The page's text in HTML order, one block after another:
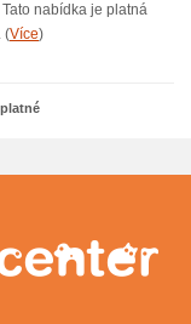
nabídka je platná
(Více)